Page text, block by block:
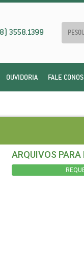
3558.1399
OUVIDORIA FALE
ARQUIVOS PARA